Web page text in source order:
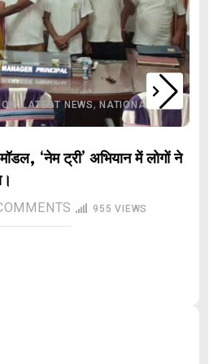
,LATEST NEWS,NATIONAL
मॉडल, ‘नेम ट्री’ अभियान में लोगों ने
955 VIEWS